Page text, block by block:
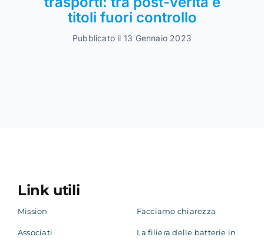
titoli fuori controllo
Pubblicato il 13 Gennaio 2023
Link utili
Mission
Associati
Facciamo chiarezza
La filiera delle batterie in